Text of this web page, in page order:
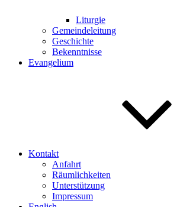
Liturgie
Gemeindeleitung
Geschichte
Bekenntnisse
Evangelium
Kontakt
Anfahrt
Räumlichkeiten
Unterstützung
Impressum